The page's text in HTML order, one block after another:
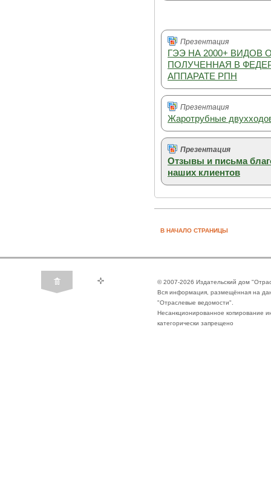
Презентация
ГЭЭ НА 2000+ ВИДОВ
ПОЛУЧЕННАЯ В
АППАРАТЕ РПН
Презентация
Жаротрубные
Презентация
Отзывы и письма
наших клиентов
В НАЧАЛО СТРАНИЦЫ
© 2007-2026 Издательский дом
Вся информация, размещённая на
"Отраслевые ведомости".
Несанкционированное копирование
категорически запрещено